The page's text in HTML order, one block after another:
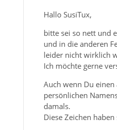
Hallo SusiTux,
bitte sei so nett und
und in die anderen
leider nicht wirklich
Ich möchte gerne
Auch wenn Du
persönlichen
damals.
Diese Zeichen